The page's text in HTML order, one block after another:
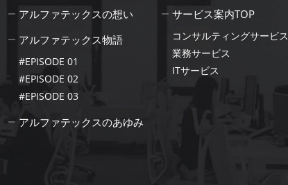
アルファテックスの想い
アルファテックス物語
#EPISODE 01
#EPISODE 02
#EPISODE 03
アルファテックスのあゆみ
サービス案内TOP
コンサルティングサービス
業務サービス
ITサービス